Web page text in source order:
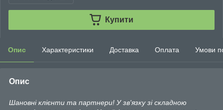
Купити
Опис Характеристики Доставка Оплата Умови
Опис
Шановні клієнти та партнери! У зв'язку зі складною